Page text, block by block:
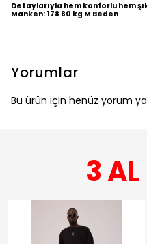
Detaylarıyla hem konforlu hem
Manken: 178 80 kg M Beden
Yorumlar
Bu ürün için henüz yorum
3 AL